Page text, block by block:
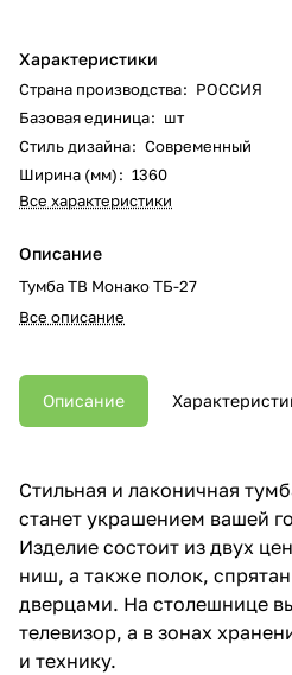
Характеристики
Страна производства: РОССИЯ
Базовая единица: шт
Стиль дизайна: Современный
Ширина (мм): 1360
Все характеристики
Описание
Тумба ТВ Монако ТБ-27
Все описание
Описание
Стильная и лаконичная
станет украшением вашей
Изделие состоит из двух
ниш, а также полок,
дверцами. На столешнице
телевизор, а в зонах
и технику.